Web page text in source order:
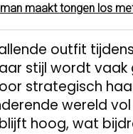
maakt tongen los
outfit
stijl wordt vaak
strategisch
wereld
hoog, wat